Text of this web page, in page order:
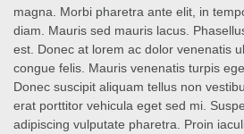
magna. Morbi pharetra ante elit, in
diam. Mauris sed mauris lacus.
est. Donec at lorem ac dolor venenatis
congue felis. Mauris venenatis turpis
Donec suscipit aliquam tellus non
erat porttitor vehicula eget sed mi.
adipiscing vulputate pharetra. Proin